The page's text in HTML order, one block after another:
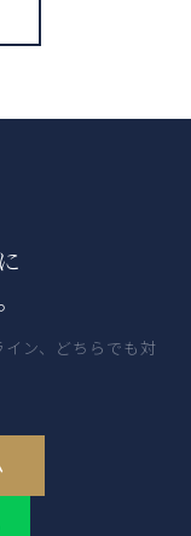
ン、どちらでも対